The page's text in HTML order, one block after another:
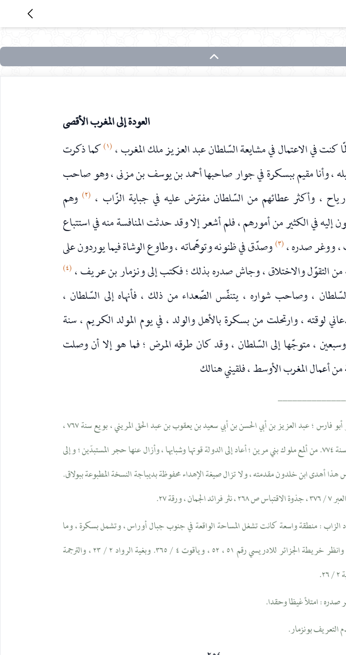
العودة إلى المغرب الأقصى
كنت في الاعتمال في مشايعة السّلطان عبد العزيز ملك المغرب ،(١) كما ذكرت
، وأنا مقيم ببسكرة في جوار صاحبها أحمد بن يوسف بن مزنى ، وهو صاحب
، وأكثر عطائهم من السّلطان مفترض عليه في جباية الزّاب ، (٢) وهم
إليه في الكثير من أمورهم ، فلم أشعر إلا وقد حدثت المنافسة منه في استتباع
، ووغر صدره ،(٣) وصدّق في ظنونه وتوهّماته ، وطاوع الوشاة فيما يوردون على
التقوّل والاختلاق ، وجاش صدره بذلك ؛ فكتب إلى ونزمار بن عريف ،(٤)
، وصاحب شواره ، يتنفّس الصّعداء من ذلك ، فأنهاه إلى السّلطان ،
لوقته ، وارتحلت من بسكرة بالأهل والولد ، في يوم المولد الكريم ، سنة
، متوجّها إلى السّلطان ، وقد كان طرقه المرض ؛ فما هو إلا أن وصلت
من أعمال المغرب الأوسط ، فلقيني هنالك
(١) هو أبو فارس ؛ عبد العزيز بن أبي الحسن بن أبي سعيد بن يعقوب بن عبد الحق المريني ، بويع سنة ٧٦٧ ،
وتوفي سنة ٧٧٤. من ألمع ملوك بني مرين ؛ أعاد إلى الدولة قوتها وشبابها ، وأزال عنها حجر المستبدّين ؛ وإلى
هذا أهدى ابن خلدون مقدمته ، ولا تزال صيغة الإهداء محفوظة بديباجة النسخة المطبوعة ببولاق.
الجمان ، ورقة ٢٧.
الزاب : منطقة واسعة كانت تشغل المساحة الواقعة في جنوب جبال أوراس ، وتشمل بسكرة ، وما
حولها. وانظر خريطة الجزائر للادريسي رقم ٥١ ، ٥٢ ، وياقوت ٤ / ٣٦٥. وبغية الرواد ٢ / ٢٣ ، والترجمة